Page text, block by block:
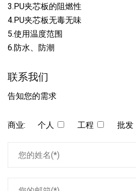
3.PU夹芯板的阻燃性
4.PU夹芯板无毒无味
5.使用温度范围
6.防水、防潮
联系我们
告知您的需求
商业: 个人 工程 批发